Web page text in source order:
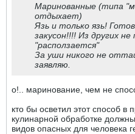
Маринованные (типа
отдыхает)
Язь и только язь!
закусон!!!! Из других
"расползается"
За уши никого не
заявляю.
о!.. маринование, чем не
кто бы осветил этот способ в
кулинарной обработке
видов опасных для человека